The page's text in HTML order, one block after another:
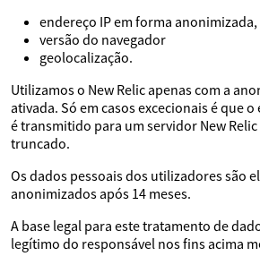
endereço IP em forma anonimizada,
versão do navegador
geolocalização.
Utilizamos o New Relic apenas com a
ativada. Só em casos excecionais é que
é transmitido para um servidor New Relic
truncado.
Os dados pessoais dos utilizadores são
anonimizados após 14 meses.
A base legal para este tratamento de
legítimo do responsável nos fins acima